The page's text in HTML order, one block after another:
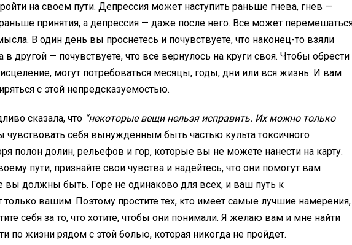
на своем пути. Депрессия может наступить раньше гнева, гнев —
принятия, а депрессия — даже после него. Все может
В один день вы проснетесь и почувствуете, что наконец-то взяли
в другой — почувствуете, что все вернулось на круги своя. Чтобы обрести
могут потребоваться месяцы, годы, дни или вся жизнь. И вам
с этой непредсказуемостью.
сказала, что “некоторые вещи нельзя исправить. Их можно только
себя вынужденным быть частью культа токсичного
полон долин, рельефов и гор, которые вы не можете нанести на карту.
пути, признайте свои чувства и надейтесь, что они помогут вам
вы должны быть. Горе не одинаково для всех, и ваш путь к
вашим. Поэтому простите тех, кто имеет самые лучшие намерения,
себя за то, что хотите, чтобы они понимали. Я желаю вам и мне найти
по жизни рядом с этой болью, которая никогда не пройдет.